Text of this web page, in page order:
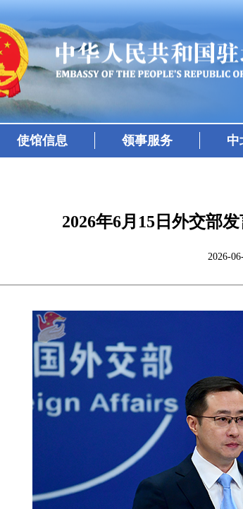
使馆信息 领事服务 中
2026年6月15日外交部
2026-